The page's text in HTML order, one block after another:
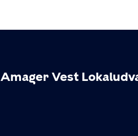
Amager Vest